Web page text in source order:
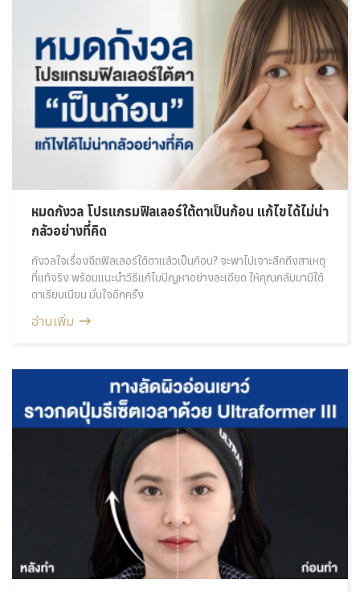
หมดกังวล โปรแกรมฟิลเลอร์ใต้ตาเป็นก้อน แก้ไขได้ไม่น่า
กลัวอย่างที่คิด
กังวลใจเรื่องฉีดฟิลเลอร์ใต้ตาแล้วเป็นก้อน? จะพาไปเจาะลึกถึงสาเหตุ
ที่แท้จริง พร้อมแนะนำวิธีแก้ไขปัญหาอย่างละเอียด ให้คุณกลับมามีใต้
ตาเรียบเนียน มั่นใจอีกครั้ง
อ่านเพิ่ม